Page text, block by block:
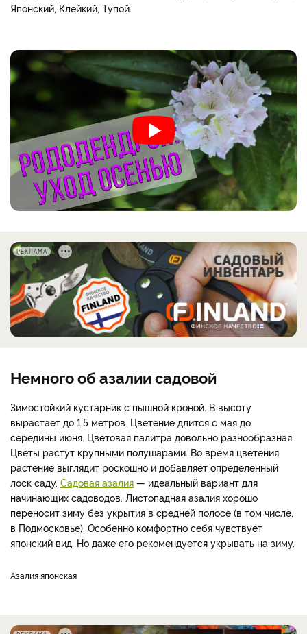
Японский, Клейкий, Тупой.
РЕКЛАМА
Немного об азалии садовой
Зимостойкий кустарник с пышной кроной. В высоту
вырастает до 1,5 метров. Цветение длится с мая до
середины июня. Цветовая палитра довольно разнообразная.
Цветы растут крупными полушарами. Во время цветения
растение выглядит роскошно и добавляет определенный
лоск саду. Садовая азалия — идеальный вариант для
начинающих садоводов. Листопадная азалия хорошо
переносит зиму без укрытия в средней полосе (в том числе,
в Подмосковье). Особенно комфортно себя чувствует
японский вид. Но даже его рекомендуется укрывать на зиму.
Азалия японская